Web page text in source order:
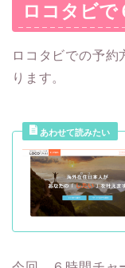
ロコタビで
ロコタビでの予約
ります。